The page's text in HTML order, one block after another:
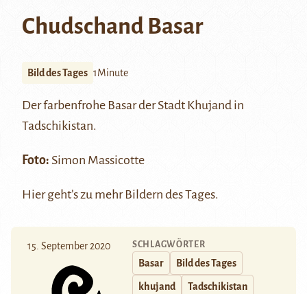
Chudschand Basar
Bild des Tages 1Minute
Der farbenfrohe Basar der Stadt Khujand in
Tadschikistan.
Foto: Simon Massicotte
Hiergeht’s zu mehr Bildern des Tages.
15. September 2020 SCHLAGWÖRTER
Basar Bild des Tages
khujand Tadschikistan